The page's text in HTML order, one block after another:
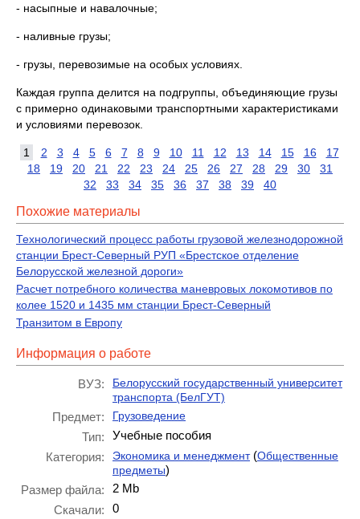
- насыпные и навалочные;
- наливные грузы;
- грузы, перевозимые на особых условиях.
Каждая группа делится на подгруппы, объединяющие грузы
с примерно одинаковыми транспортными характеристиками
и условиями перевозок.
1 2 3 4 5 6 7 8 9 10 11 12 13 14 15 16
17
18
19 20 21 22 23 24 25 26 27 28 29 30
31
32
33 34 35 36 37 38 39 40
Похожие материалы
Технологический процесс работы грузовой железнодорожной
станции Брест-Северный РУП «Брестское отделение
Белорусской железной дороги»
Расчет потребного количества маневровых локомотивов по
колее 1520 и 1435 мм станции Брест-Северный
Транзитом в Европу
Информация о работе
ВУЗ:
Белорусский государственный университет
транспорта (БелГУТ)
Предмет: Грузоведение
Тип:
Учебные пособия
Категория:
Экономика и менеджмент(Общественные
предметы)
Размер файла:
2 Mb
Скачали:
0